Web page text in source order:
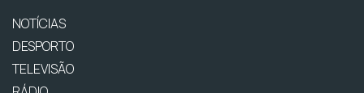
NOTÍCIAS
DESPORTO
TELEVISÃO